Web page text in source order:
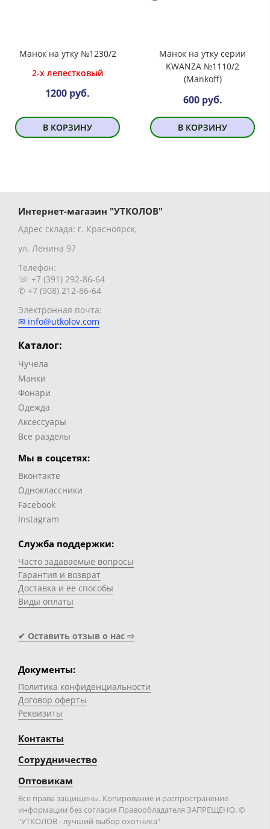
Манок на утку №1230/2
2-х лепестковый
1200 руб.
В КОРЗИНУ
Манок на утку серии
KWANZA №1110/2
(Mankoff)
600 руб.
В КОРЗИНУ
Интернет-магазин "УТКОЛОВ"
Адрес склада: г. Красноярск,
ул. Ленина 97
Телефон:
☏ +7 (391) 292-86-64
✆ +7 (908) 212-86-64
Электронная почта:
✉ info@utkolov.com
Каталог:
Чучела
Манки
Фонари
Одежда
Аксессуары
Все разделы
Мы в соцсетях:
Вконтакте
Одноклассники
Facebook
Instagram
Служба поддержки:
Часто задаваемые вопросы
Гарантия и возврат
Доставка и ее способы
Виды оплаты
✔ Оставить отзыв о нас ⇨
Документы:
Политика конфиденциальности
Договор оферты
Реквизиты
Контакты
Сотрудничество
Оптовикам
Все права защищены. Копирование и распространение
информации без согласия Правообладателя ЗАПРЕЩЕНО. ©
"УТКОЛОВ - лучший выбор охотника"